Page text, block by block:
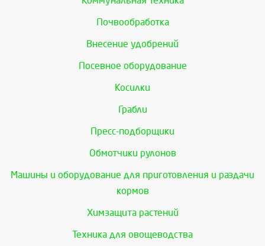
Почвообработка
Внесение удобрений
Посевное оборудование
Косилки
Грабли
Пресс-подборщики
Обмотчики рулонов
Машины и оборудование для приготовления и раздачи
кормов
Химзащита растений
Техника для овощеводства